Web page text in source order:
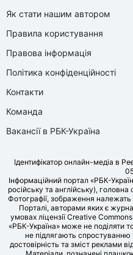
Як стати нашим автором
Правила користування
Правова інформація
Політика конфіденційності
Контакти
Команда
Вакансії в РБК-Україна
Ідентифікатор онлайн-медіа в
Інформаційний портал «РБК-
російську та англійську), головна
Фотографії, зображення належать
Порталі, авторами яких є
умовах ліцензії Creative
«РБК-Україна» може не поділяти
не підлягають спростуванню
достовірність та зміст реклами